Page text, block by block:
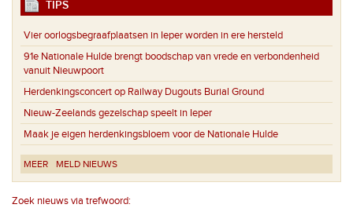
TIPS
Vier oorlogsbegraafplaatsen in Ieper worden in ere hersteld
91e Nationale Hulde brengt boodschap van vrede en verbondenheid
vanuit Nieuwpoort
Herdenkingsconcert op Railway Dugouts Burial Ground
Nieuw-Zeelands gezelschap speelt in Ieper
Maak je eigen herdenkingsbloem voor de Nationale Hulde
MEER MELD NIEUWS
Zoek nieuws via trefwoord: